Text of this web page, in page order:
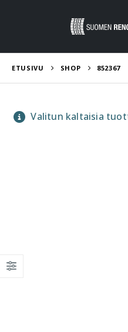
ETUSIVU SHOP 852367
Valitun kaltaisia